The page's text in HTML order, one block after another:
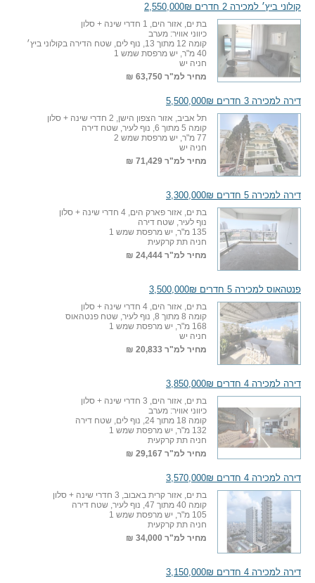
קולוני ביץ׳ למכירה 2 חדרים 2,550,000₪
בת ים, אזור הים, 1 חדרי שינה + סלון
כיווני אוויר: מערב
קומה 12 מתוך 13, נוף לים, שטח הדירה בקולוני ביץ׳
40 מ"ר, יש מרפסת שמש 1
חניה יש
מחיר למ"ר 63,750 ₪
דירה למכירה 3 חדרים 5,500,000₪
תל אביב, אזור הצפון הישן, 2 חדרי שינה + סלון
קומה 5 מתוך 6, נוף לעיר, שטח דירה
77 מ"ר, יש מרפסת שמש 2
חניה יש
מחיר למ"ר 71,429 ₪
דירה למכירה 5 חדרים 3,300,000₪
בת ים, אזור פארק הים, 4 חדרי שינה + סלון
נוף לעיר, שטח דירה
135 מ"ר, יש מרפסת שמש 1
חניה תת קרקעית
מחיר למ"ר 24,444 ₪
פנטהאוס למכירה 5 חדרים 3,500,000₪
בת ים, אזור הים, 4 חדרי שינה + סלון
קומה 8 מתוך 8, נוף לעיר, שטח פנטהאוס
168 מ"ר, יש מרפסת שמש 1
חניה יש
מחיר למ"ר 20,833 ₪
דירה למכירה 4 חדרים 3,850,000₪
בת ים, אזור הים, 3 חדרי שינה + סלון
כיווני אוויר: מערב
קומה 18 מתוך 24, נוף לים, שטח דירה
132 מ"ר, יש מרפסת שמש 1
חניה תת קרקעית
מחיר למ"ר 29,167 ₪
דירה למכירה 4 חדרים 3,570,000₪
בת ים, אזור קרית באבוב, 3 חדרי שינה + סלון
קומה 40 מתוך 47, נוף לעיר, שטח דירה
105 מ"ר, יש מרפסת שמש 1
חניה תת קרקעית
מחיר למ"ר 34,000 ₪
דירה למכירה 4 חדרים 3,150,000₪